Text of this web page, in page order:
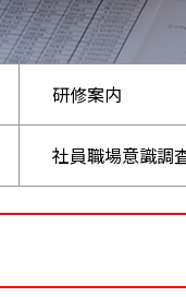
研修案内
社員職場意識調